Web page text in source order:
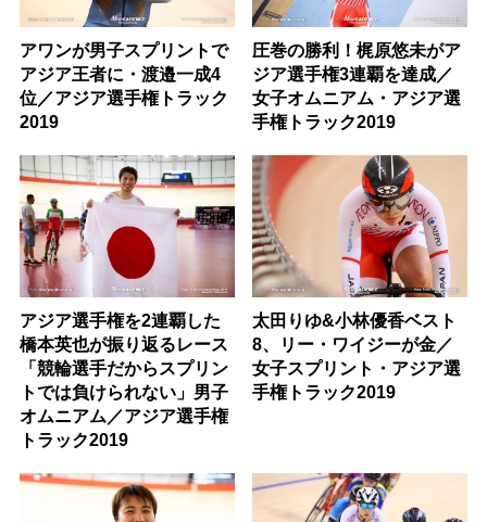
アワンが男子スプリントで
アジア王者に・渡邉一成4
位／アジア選手権トラック
2019
圧巻の勝利！梶原悠未がア
ジア選手権3連覇を達成／
女子オムニアム・アジア選
手権トラック2019
アジア選手権を2連覇した
橋本英也が振り返るレース
「競輪選手だからスプリン
トでは負けられない」男子
オムニアム／アジア選手権
トラック2019
太田りゆ&小林優香ベスト
8、リー・ワイジーが金／
女子スプリント・アジア選
手権トラック2019